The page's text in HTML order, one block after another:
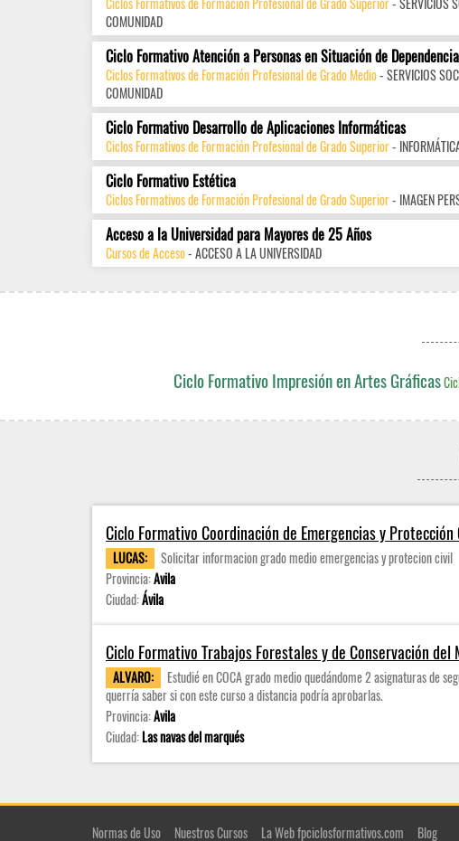
COMUNIDAD
Ciclo Formativo Atención a Personas en Situación de Dependencia
Ciclos Formativos de Formación Profesional de Grado Medio- SERVICIOS
COMUNIDAD
Ciclo Formativo Desarrollo de Aplicaciones Informáticas
Ciclos Formativos de Formación Profesional de Grado Superior-
Ciclo Formativo Estética
Ciclos Formativos de Formación Profesional de Grado Superior- IMAGEN
Acceso a la Universidad para Mayores de 25 Años
Cursos de Acceso- ACCESO A LA UNIVERSIDAD
Ciclo Formativo Impresión en Artes Gráficas
Ciclo Formativo Coordinación de Emergencias y Protección
LUCAS:
Solicitar informacion grado medio emergencias y protecion civil
Provincia:Avila
Ciudad:Ávila
Ciclo Formativo Trabajos Forestales y de Conservación del
ALVARO:
Estudié en COCA grado medio quedándome 2 asignaturas de
querría saber si con este curso a distancia podría aprobarlas.
Provincia:Avila
Ciudad:Las navas del marqués
Normas de Uso Nuestros Cursos La Web fpciclosformativos.com Blog